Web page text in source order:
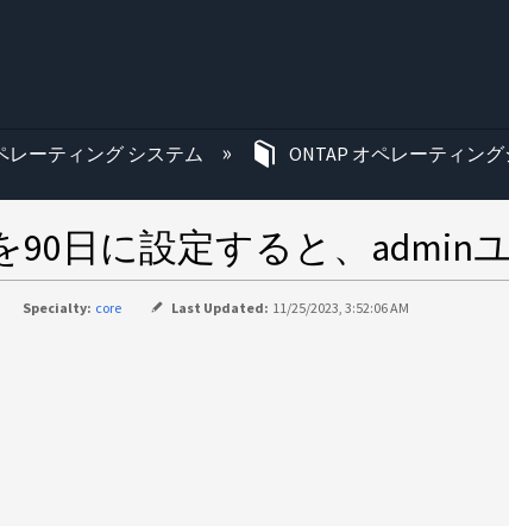
レーティング システム ONTAP オペレーティン
90日に設定すると、admin
Specialty: core Last Updated: 11/25/2023, 3:52:06 AM